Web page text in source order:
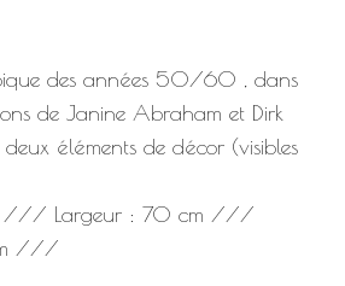
des années 50/60 , dans
de Janine Abraham et Dirk
éléments de décor (visibles
/// Largeur : 70 cm ///
///